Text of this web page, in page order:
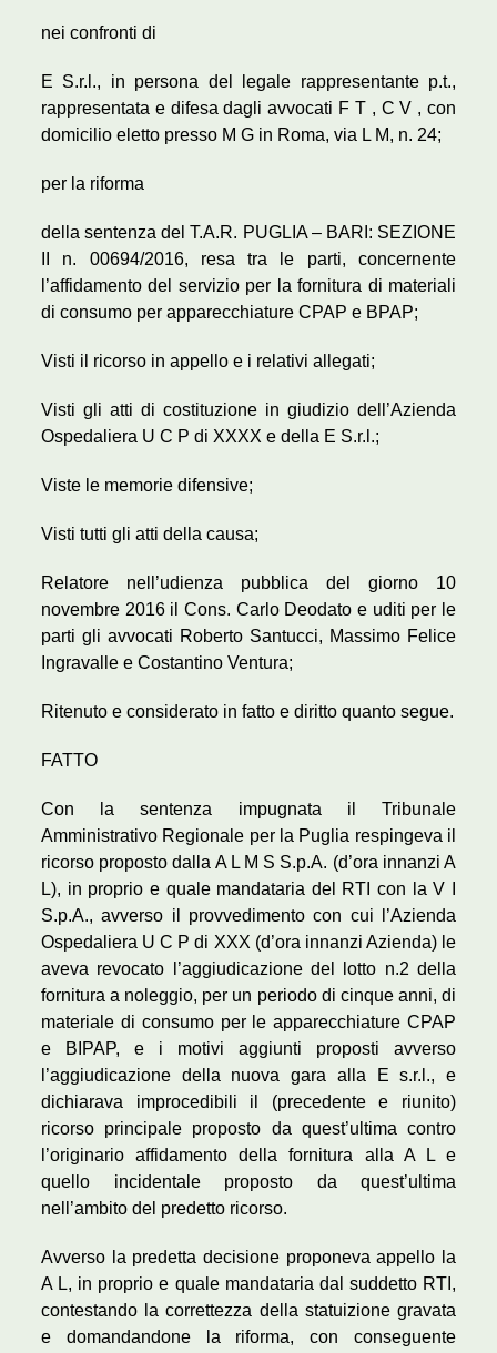
nei confronti di
E S.r.l., in persona del legale rappresentante p.t.,
rappresentata e difesa dagli avvocati F T , C V , con
domicilio eletto presso M G in Roma, via L M, n. 24;
per la riforma
della sentenza del T.A.R. PUGLIA – BARI: SEZIONE
II n. 00694/2016, resa tra le parti, concernente
l’affidamento del servizio per la fornitura di materiali
di consumo per apparecchiature CPAP e BPAP;
Visti il ricorso in appello e i relativi allegati;
Visti gli atti di costituzione in giudizio dell’Azienda
Ospedaliera U C P di XXXX e della E S.r.l.;
Viste le memorie difensive;
Visti tutti gli atti della causa;
Relatore nell’udienza pubblica del giorno 10
novembre 2016 il Cons. Carlo Deodato e uditi per le
parti gli avvocati Roberto Santucci, Massimo Felice
Ingravalle e Costantino Ventura;
Ritenuto e considerato in fatto e diritto quanto segue.
FATTO
Con la sentenza impugnata il Tribunale
Amministrativo Regionale per la Puglia respingeva il
ricorso proposto dalla A L M S S.p.A. (d’ora innanzi A
L), in proprio e quale mandataria del RTI con la V I
S.p.A., avverso il provvedimento con cui l’Azienda
Ospedaliera U C P di XXX (d’ora innanzi Azienda) le
aveva revocato l’aggiudicazione del lotto n.2 della
fornitura a noleggio, per un periodo di cinque anni, di
materiale di consumo per le apparecchiature CPAP
e BIPAP, e i motivi aggiunti proposti avverso
l’aggiudicazione della nuova gara alla E s.r.l., e
dichiarava improcedibili il (precedente e riunito)
ricorso principale proposto da quest’ultima contro
l’originario affidamento della fornitura alla A L e
quello incidentale proposto da quest’ultima
nell’ambito del predetto ricorso.
Avverso la predetta decisione proponeva appello la
A L, in proprio e quale mandataria dal suddetto RTI,
contestando la correttezza della statuizione gravata
e domandandone la riforma, con conseguente